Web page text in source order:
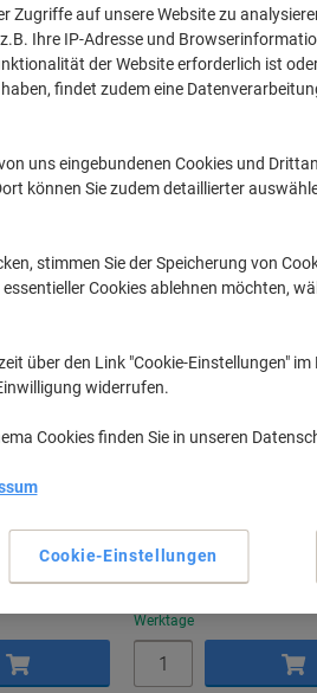
20
A4 Weiß 210
Etikett
Pack
-3%
Nachhaltig
AVERY Zweckform
Ablösbare
Mehr Kaufen,
1-2
€ 18,59
3+
Werktage
Zugriffe auf unsere Website zu
Ihre IP-Adresse und
der Website erforderlich ist
findet zudem eine
uns eingebundenen Cookies und
können Sie zudem detaillierter
stimmen Sie der Speicherung von
Cookies ablehnen möchten,
über den Link "Cookie-Einstellungen"
widerrufen.
Cookies finden Sie in unseren
Cookie-Einstellungen